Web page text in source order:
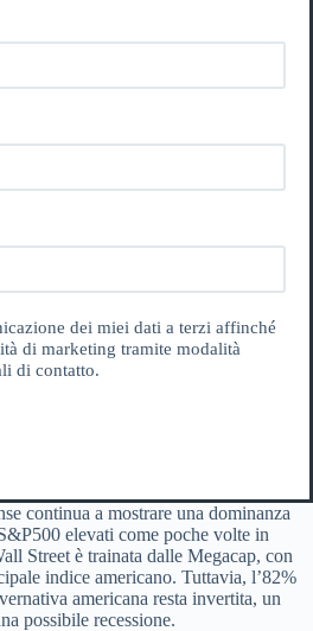
dei miei dati a terzi affinché
di marketing tramite modalità
di contatto.
continua a mostrare una dominanza
elevati come poche volte in
Street è trainata dalle Megacap, con
indice americano. Tuttavia, l’82%
americana resta invertita, un
possibile recessione.